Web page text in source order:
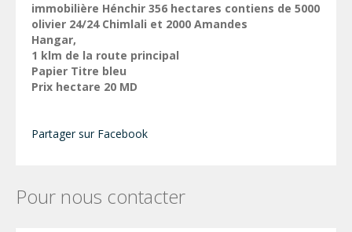
immobilière Hénchir 356 hectares contiens de 5000
olivier 24/24 Chimlali et 2000 Amandes
Hangar,
1 klm de la route principal
Papier Titre bleu
Prix hectare 20 MD
Partager sur Facebook
Pour nous contacter